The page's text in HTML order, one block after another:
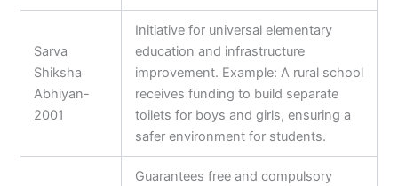
Sarva
Shiksha
Abhiyan-
2001
Initiative for universal elementary
education and infrastructure
improvement. Example: A rural school
receives funding to build separate
toilets for boys and girls, ensuring a
safer environment for students.
Guarantees free and compulsory